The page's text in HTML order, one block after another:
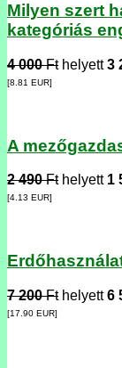
Milyen szert
kategóriás
4 000 Fthelyett3
[8.81 EUR]
A
2 490 Fthelyett 1
[4.13 EUR]
7 200 Fthelyett6
[17.90 EUR]